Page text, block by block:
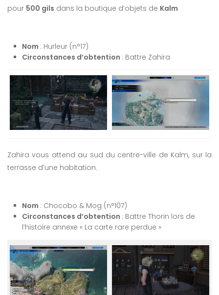
pour 500 gils dans la boutique d’objets de Kalm.
Nom : Hurleur (n°17)
Circonstances d’obtention : Battre Zahira
Zahira vous attend au sud du centre-ville de Kalm, sur la
terrasse d’une habitation.
Nom : Chocobo & Mog (n°107)
Circonstances d’obtention : Battre Thorin lors de
l’histoire annexe « La carte rare perdue »